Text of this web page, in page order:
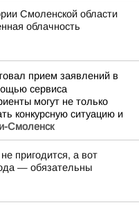
Смоленской области
облачность
прием заявлений в
сервиса
могут не только
конкурсную ситуацию и
Смоленск
пригодится, а вот
— обязательны